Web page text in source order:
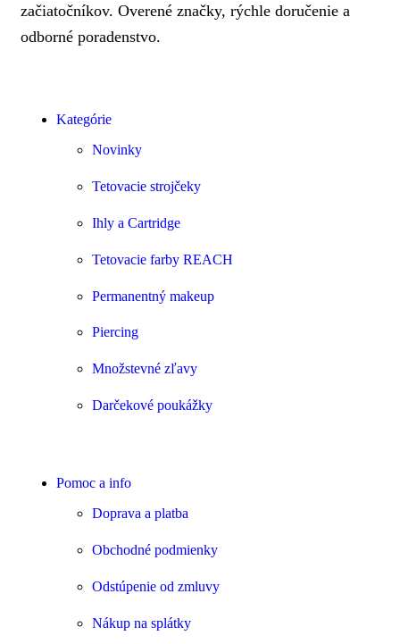
začiatočníkov. Overené značky, rýchle doručenie a
odborné poradenstvo.
Kategórie
Novinky
Tetovacie strojčeky
Ihly a Cartridge
Tetovacie farby REACH
Permanentný makeup
Piercing
Množstevné zľavy
Darčekové poukážky
Pomoc a info
Doprava a platba
Obchodné podmienky
Odstúpenie od zmluvy
Nákup na splátky